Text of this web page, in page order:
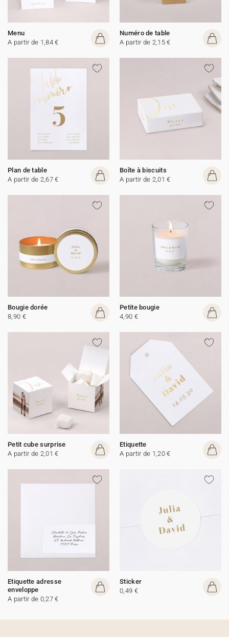
Menu
A partir de 1,84 €
Numéro de table
A partir de 2,15 €
Plan de table
A partir de 2,67 €
Boîte à biscuits
A partir de 2,01 €
Bougie dorée
8,90 €
Petite bougie
4,90 €
Petit cube surprise
A partir de 2,01 €
Etiquette
A partir de 1,20 €
Etiquette adresse
enveloppe
A partir de 0,27 €
Sticker
0,49 €